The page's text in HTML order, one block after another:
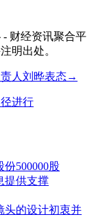
- 财经资讯聚合平
明出处。
人刘晔表态→
进行‌
500000股
提供支撑
头的设计初衷并